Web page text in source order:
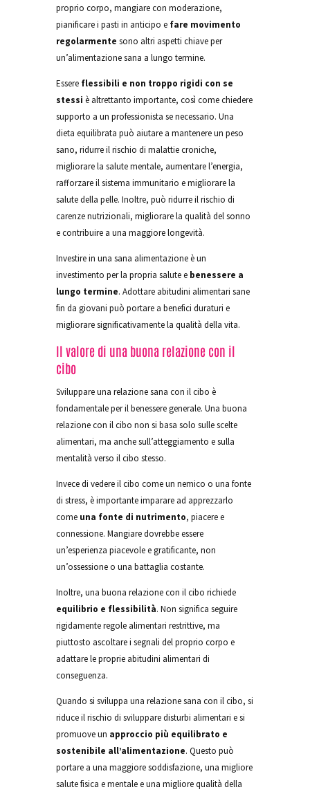
proprio corpo, mangiare con moderazione,
pianificare i pasti in anticipo e fare movimento
regolarmente sono altri aspetti chiave per
un’alimentazione sana a lungo termine.
Essere flessibili e non troppo rigidi con se
stessi è altrettanto importante, così come chiedere
supporto a un professionista se necessario. Una
dieta equilibrata può aiutare a mantenere un peso
sano, ridurre il rischio di malattie croniche,
migliorare la salute mentale, aumentare l’energia,
rafforzare il sistema immunitario e migliorare la
salute della pelle. Inoltre, può ridurre il rischio di
carenze nutrizionali, migliorare la qualità del sonno
e contribuire a una maggiore longevità.
Investire in una sana alimentazione è un
investimento per la propria salute e benessere a
lungo termine. Adottare abitudini alimentari sane
fin da giovani può portare a benefici duraturi e
migliorare significativamente la qualità della vita.
Il valore di una buona relazione con il
cibo
Sviluppare una relazione sana con il cibo è
fondamentale per il benessere generale. Una buona
relazione con il cibo non si basa solo sulle scelte
alimentari, ma anche sull’atteggiamento e sulla
mentalità verso il cibo stesso.
Invece di vedere il cibo come un nemico o una fonte
di stress, è importante imparare ad apprezzarlo
come una fonte di nutrimento, piacere e
connessione. Mangiare dovrebbe essere
un’esperienza piacevole e gratificante, non
un’ossessione o una battaglia costante.
Inoltre, una buona relazione con il cibo richiede
equilibrio e flessibilità. Non significa seguire
rigidamente regole alimentari restrittive, ma
piuttosto ascoltare i segnali del proprio corpo e
adattare le proprie abitudini alimentari di
conseguenza.
Quando si sviluppa una relazione sana con il cibo, si
riduce il rischio di sviluppare disturbi alimentari e si
promuove un approccio più equilibrato e
sostenibile all’alimentazione. Questo può
portare a una maggiore soddisfazione, una migliore
salute fisica e mentale e una migliore qualità della